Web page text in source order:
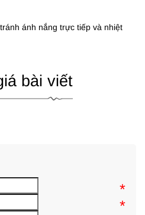
ánh nắng trực tiếp và nhiệt
bài viết
*
*